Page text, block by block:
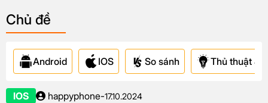
Chủ đề
Android IOS So sánh Thủ thuật &
IOS happyphone-17.10.2024